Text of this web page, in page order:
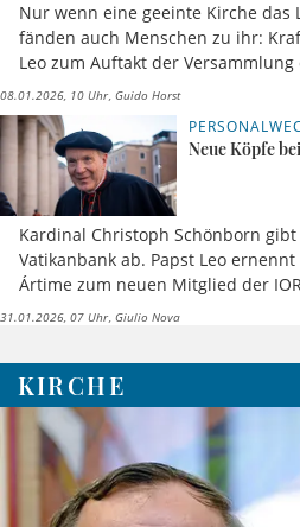
Nur wenn eine geeinte Kirche das
fänden auch Menschen zu ihr:
Leo zum Auftakt der
08.01.2026, 10 Uhr Guido Horst
Neue Köpfe
Kardinal Christoph Schönborn
Vatikanbank ab. Papst Leo
Ártime zum neuen Mitglied der
31.01.2026, 07 Uhr Giulio Nova
KIRCHE